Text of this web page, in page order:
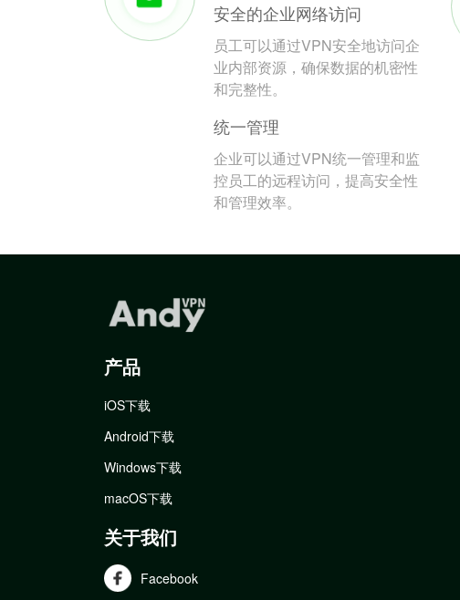
安全的企业网络访问
员工可以通过VPN安全地访问企
业内部资源，确保数据的机密性
和完整性。
统一管理
企业可以通过VPN统一管理和监
控员工的远程访问，提高安全性
和管理效率。
产品
iOS下载
Android下载
Windows下载
macOS下载
关于我们
Facebook